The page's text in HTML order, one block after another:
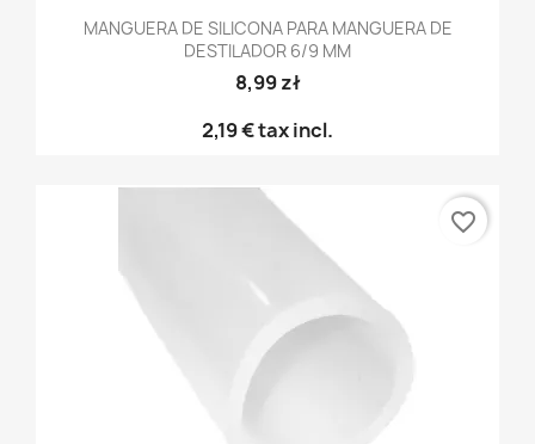
MANGUERA DE SILICONA PARA MANGUERA DE
DESTILADOR 6/9 MM
8,99 zł
2,19 €tax incl.
favorite_border